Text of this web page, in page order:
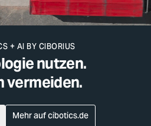
+ AI BYCIBORIUS
nutzen.
vermeiden.
Mehr auf cibotics.de